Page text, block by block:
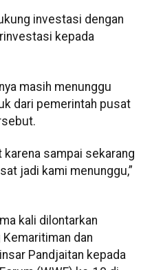
investasi dengan
kepada
masih menunggu
dari pemerintah pusat
karena sampai sekarang
jadi kami menunggu,”
kali dilontarkan
dan
Pandjaitan kepada